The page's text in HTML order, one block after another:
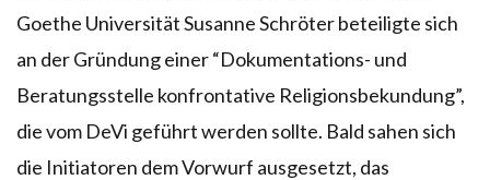
Goethe Universität Susanne Schröter beteiligte sich
an der Gründung einer “Dokumentations- und
Beratungsstelle konfrontative Religionsbekundung”,
die vom DeVi geführt werden sollte. Bald sahen sich
die Initiatoren dem Vorwurf ausgesetzt, das